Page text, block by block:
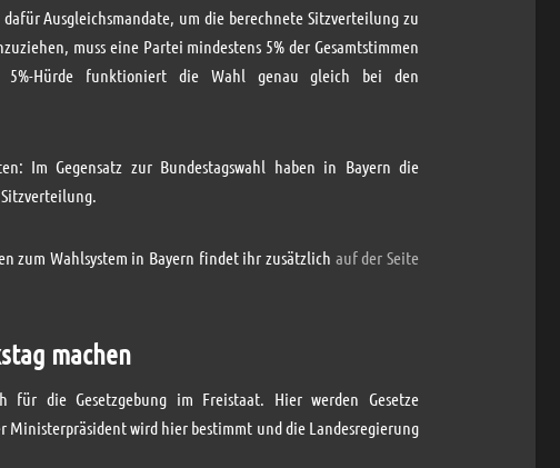
Ausgleichsmandate, um die berechnete Sitzverteilung zu
muss eine Partei mindestens 5% der Gesamtstimmen
5%-Hürde funktioniert die Wahl genau gleich bei den
Im Gegensatz zur Bundestagswahl haben in Bayern die
zum Wahlsystem in Bayern findet ihr zusätzlich auf der Seite
machen
für die Gesetzgebung im Freistaat. Hier werden Gesetze
Ministerpräsident wird hier bestimmt und die Landesregierung